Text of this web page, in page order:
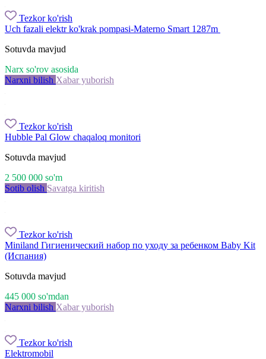
Tezkor ko'rish
Uch fazali elektr ko'krak pompasi-Materno Smart 1287m
Sotuvda mavjud
Narx so'rov asosida
Narxni bilish Xabar yuborish
Tezkor ko'rish
Hubble Pal Glow chaqaloq monitori
Sotuvda mavjud
2 500 000 so'm
Sotib olish Savatga kiritish
Tezkor ko'rish
Miniland Гигиенический набор по уходу за ребенком Baby Kit
(Испания)
Sotuvda mavjud
445 000 so'mdan
Narxni bilish Xabar yuborish
Tezkor ko'rish
Elektromobil